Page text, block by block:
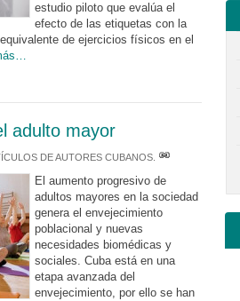
estudio piloto que evalúa el
efecto de las etiquetas con la
de ejercicios físicos en el
adulto mayor
DE AUTORES CUBANOS
El aumento progresivo de
adultos mayores en la sociedad
genera el envejecimiento
poblacional y nuevas
necesidades biomédicas y
sociales. Cuba está en una
etapa avanzada del
envejecimiento, por ello se han